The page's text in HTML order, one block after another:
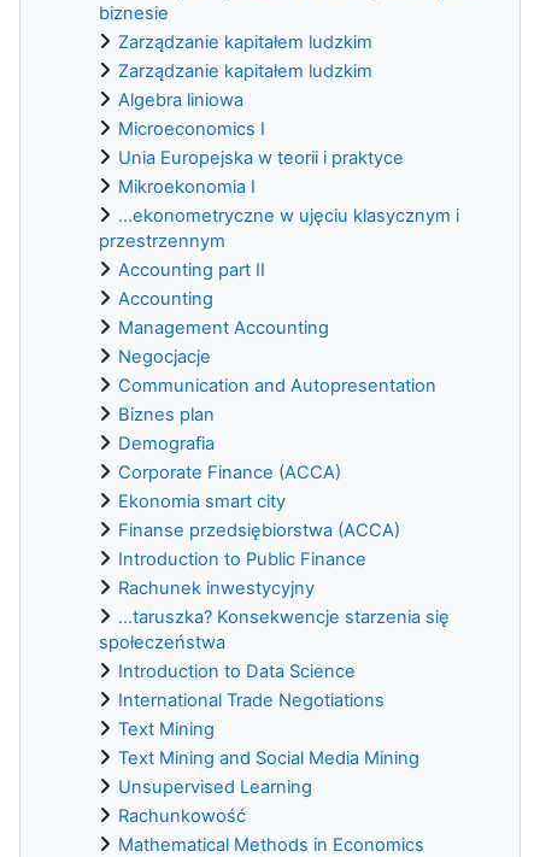
biznesie
Zarządzanie kapitałem ludzkim
Zarządzanie kapitałem ludzkim
Algebra liniowa
Microeconomics I
Unia Europejska w teorii i praktyce
Mikroekonomia I
...ekonometryczne w ujęciu klasycznym i
przestrzennym
Accounting part II
Accounting
Management Accounting
Negocjacje
Communication and Autopresentation
Biznes plan
Demografia
Corporate Finance (ACCA)
Ekonomia smart city
Finanse przedsiębiorstwa (ACCA)
Introduction to Public Finance
Rachunek inwestycyjny
...taruszka? Konsekwencje starzenia się
społeczeństwa
Introduction to Data Science
International Trade Negotiations
Text Mining
Text Mining and Social Media Mining
Unsupervised Learning
Rachunkowość
Mathematical Methods in Economics